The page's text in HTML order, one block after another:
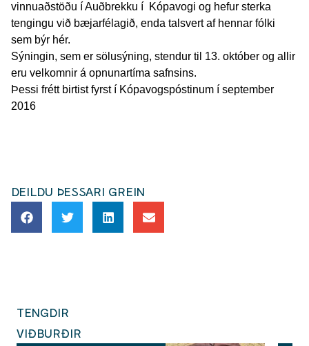
vinnuaðstöðu í Auðbrekku í Kópavogi og hefur sterka
tengingu við bæjarfélagið, enda talsvert af hennar fólki
sem býr hér.
Sýningin, sem er sölusýning, stendur til 13. október og allir
eru velkomnir á opnunartíma safnsins.
Þessi frétt birtist fyrst í Kópavogspóstinum í september
2016
DEILDU ÞESSARI GREIN
TENGDIR
VIÐBURÐIR